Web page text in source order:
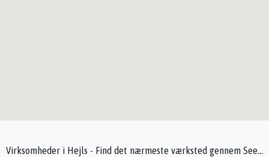
Virksomheder i Hejls - Find det nærmeste værksted gennem Seek4Cars